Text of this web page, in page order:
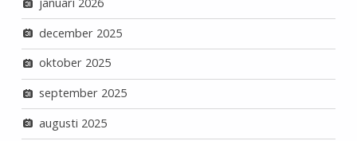
december 2025
oktober 2025
september 2025
augusti 2025